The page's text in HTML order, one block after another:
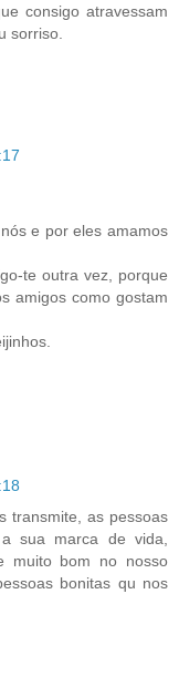
consigo atravessam
sorriso.
e por eles amamos
te outra vez, porque
amigos como gostam
transmite, as pessoas
sua marca de vida,
muito bom no nosso
bonitas qu nos